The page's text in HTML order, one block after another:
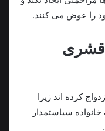
را عوض می کنند.
قشری
کرده اند زیرا
سیاستمدار